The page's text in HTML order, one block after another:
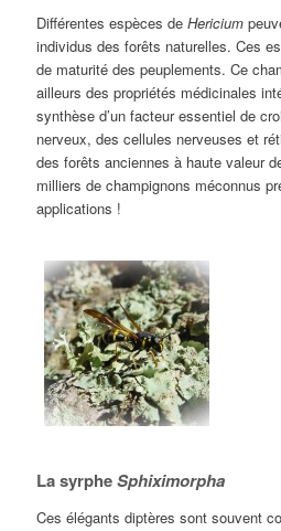
Différentes espèces deHericium
individus des forêts naturelles. Ces
de maturité des peuplements. Ce
ailleurs des propriétés médicinales
synthèse d’un facteur essentiel de
nerveux, des cellules nerveuses et
des forêts anciennes à haute valeur
milliers de champignons méconnus
applications !
La syrpheSphiximorpha
Ces élégants diptères sont souvent